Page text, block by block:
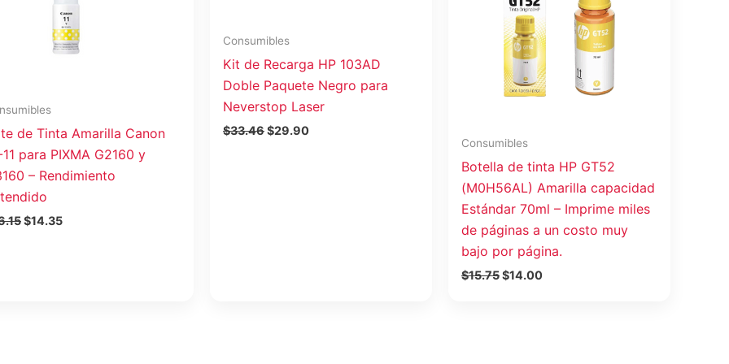
de Tinta Amarilla Canon
para PIXMA G2160 y
– Rendimiento
$14.35
Consumibles
Kit de Recarga HP 103AD
Doble Paquete Negro para
Neverstop Laser
$33.46$29.90
Consumibles
Botella de tinta HP GT52
(M0H56AL) Amarilla capacidad
Estándar 70ml – Imprime miles
de páginas a un costo muy
bajo por página.
$15.75$14.00